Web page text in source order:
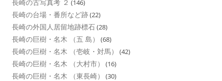
長崎の古写真考 ２ (146)
長崎の台場・番所など跡(22)
長崎の外国人居留地跡標石(28)
長崎の巨樹・名木 （五 島） (68)
長崎の巨樹・名木 （壱岐・対馬） (42)
長崎の巨樹・名木 （大村市） (16)
長崎の巨樹・名木 （東長崎） (30)